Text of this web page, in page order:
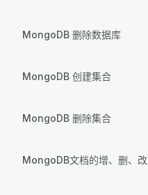
MongoDB 删除数据库
MongoDB 创建集合
MongoDB 删除集合
MongoDB文档的增、删、改